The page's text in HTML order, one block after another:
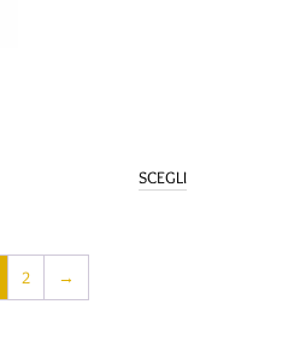
SCEGLI
2 →